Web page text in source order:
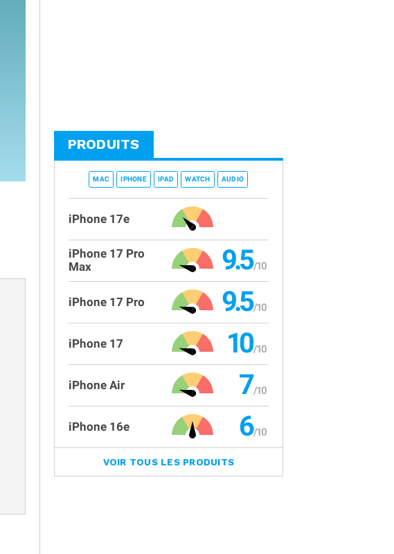
PRODUITS
MAC IPHONE IPAD WATCH AUDIO
iPhone 17e
iPhone 17 Pro
Max
9.5
iPhone 17 Pro 9.5
iPhone 17 10
iPhone Air 7
iPhone 16e 6
VOIR TOUS LES PRODUITS